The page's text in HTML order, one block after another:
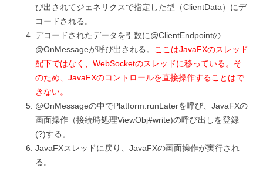
び出されてジェネリクスで指定した型（ClientData）にデ
コードされる。
デコードされたデータを引数に@ClientEndpointの
@OnMessageが呼び出される。
ここはJavaFXのスレッド
配下ではなく、WebSocketのスレッドに移っている。そ
のため、JavaFXのコントロールを直接操作することはで
きない。
@OnMessageの中でPlatform.runLaterを呼び、JavaFXの
画面操作（接続時処理ViewObj#write)の呼び出しを登録
(?)する。
JavaFXスレッドに戻り、JavaFXの画面操作が実行され
る。